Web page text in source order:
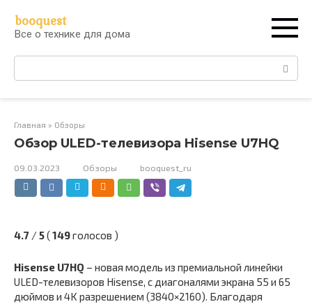
контенту
booquest
Все о технике для дома
Поиск:
Главная » Обзоры
Обзор ULED-телевизора Hisense U7HQ
09.03.2023 Обзоры booquest_ru
4.7 /5(149голосов )
Hisense U7HQ – новая модель из премиальной линейки
ULED-телевизоров Hisense, с диагоналями экрана 55 и 65
дюймов и 4K разрешением (3840×2160). Благодаря